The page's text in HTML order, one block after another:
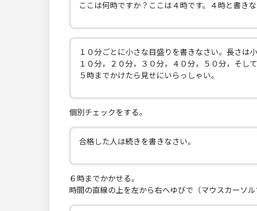
ここは何時ですか？ここは４時です。４時と書きな
１０分ごとに小さな目盛りを書きなさい。長さは
１０分，２０分，３０分，４０分，５０分，そし
５時までかけたら見せにいらっしゃい。
個別チェックをする。
合格した人は続きを書きなさい。
６時までかかせる。
時間の直線の上を左から右へゆびで（マウスカーソル